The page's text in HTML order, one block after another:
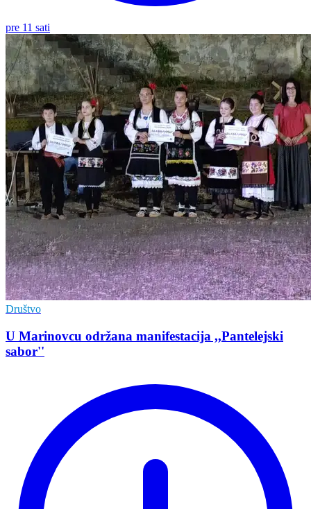
pre 11 sati
Društvo
U Marinovcu održana manifestacija ,,Pantelejski
sabor''